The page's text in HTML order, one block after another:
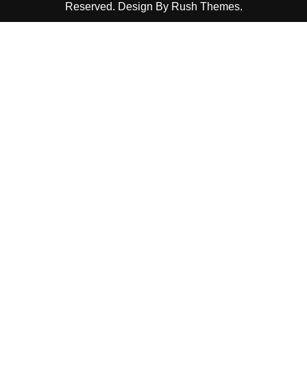
Reserved. Design By Rush Themes.